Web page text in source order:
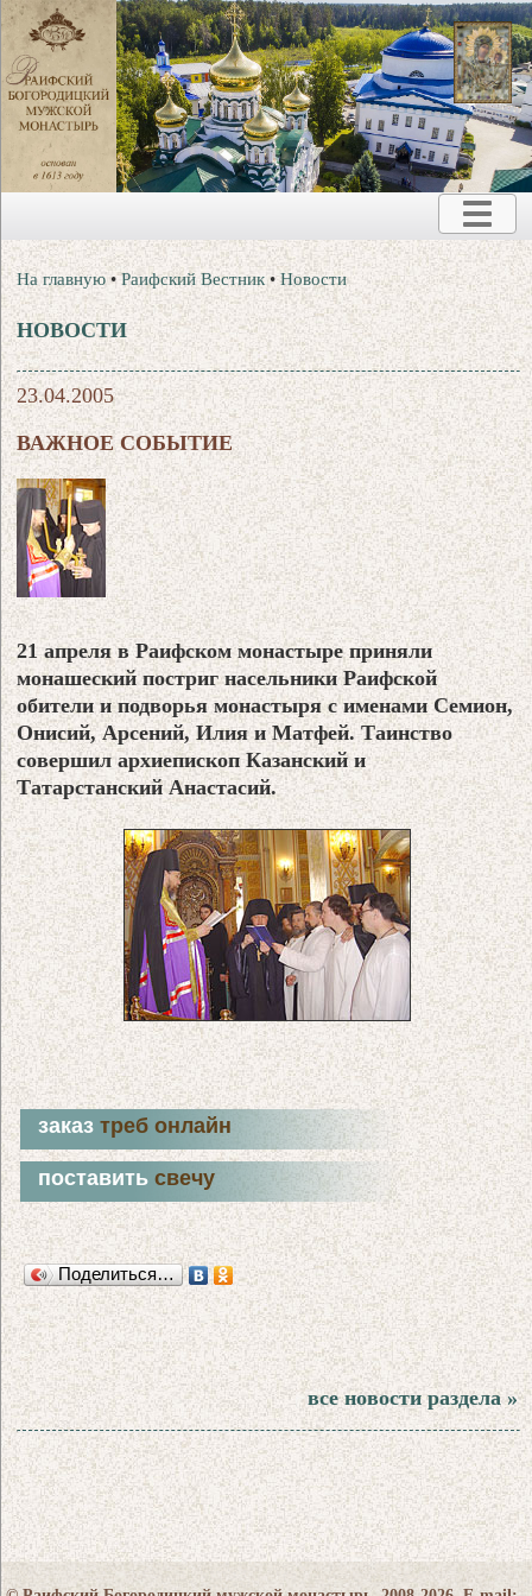
На главную •Раифский Вестник •Новости
НОВОСТИ
23.04.2005
ВАЖНОЕ СОБЫТИЕ
21 апреля в Раифском монастыре приняли
монашеский постриг насельники Раифской
обители и подворья монастыря с именами Семион,
Онисий, Арсений, Илия и Матфей. Таинство
совершил архиепископ Казанский и
Татарстанский Анастасий.
заказтреб онлайн
поставитьсвечу
Поделиться…
все новости раздела »